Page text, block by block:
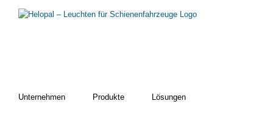
Inhalt
Unternehmen Produkte Lösungen